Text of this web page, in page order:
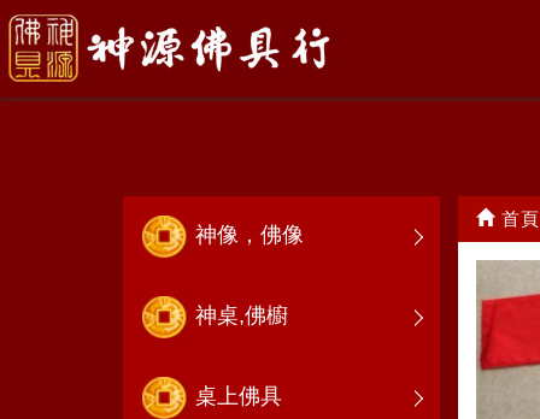
特殊神衣
神像，佛像
神桌,佛櫥
桌上佛具
首頁